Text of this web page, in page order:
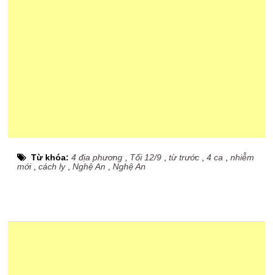
Từ khóa:4 địa phương Tối 12/9 ,từ trước ,4 ca ,nhiễm
mới,cách ly,Nghệ An ,Nghệ An